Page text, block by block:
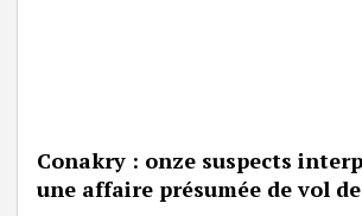
Conakry : onze suspects
une affaire présumée de vol